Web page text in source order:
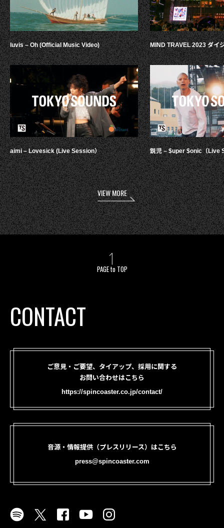
luvis – Oh (Official Music Video)
aimi – Lovesick (Live Session）
MIND TRAVEL 2023 ダイ
鋭児 – $uper $onic（Live
VIEW MORE
PAGE to TOP
CONTACT
ご意見・ご要望、タイアップ、採用に関する
お問い合わせはこちら
https://spincoaster.co.jp/contact/
音源・情報提供（プレスリリース）はこちら
press@spincoaster.com